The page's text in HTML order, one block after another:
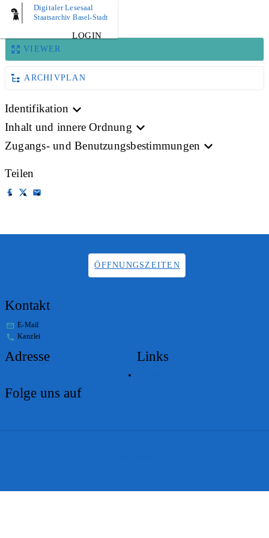
Digitaler Lesesaal
Staatsarchiv Basel-Stadt
LOGIN
BILD
VIEWER
ARCHIVPLAN
Identifikation
Inhalt und innere Ordnung
Zugangs- und Benutzungsbestimmungen
Teilen
ÖFFNUNGSZEITEN
Kontakt
E-Mail
Kanzlei
Adresse Links
Folge uns auf